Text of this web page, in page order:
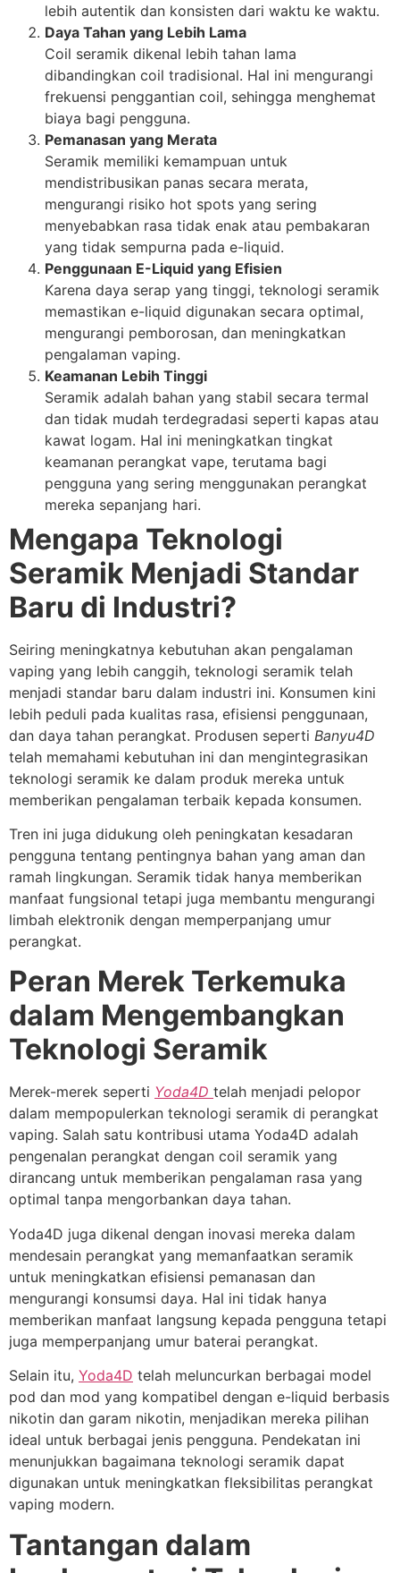
lebih autentik dan konsisten dari waktu ke waktu.
Daya Tahan yang Lebih Lama
Coil seramik dikenal lebih tahan lama
dibandingkan coil tradisional. Hal ini mengurangi
frekuensi penggantian coil, sehingga menghemat
biaya bagi pengguna.
Pemanasan yang Merata
Seramik memiliki kemampuan untuk
mendistribusikan panas secara merata,
mengurangi risiko hot spots yang sering
menyebabkan rasa tidak enak atau pembakaran
yang tidak sempurna pada e-liquid.
Penggunaan E-Liquid yang Efisien
Karena daya serap yang tinggi, teknologi seramik
memastikan e-liquid digunakan secara optimal,
mengurangi pemborosan, dan meningkatkan
pengalaman vaping.
Keamanan Lebih Tinggi
Seramik adalah bahan yang stabil secara termal
dan tidak mudah terdegradasi seperti kapas atau
kawat logam. Hal ini meningkatkan tingkat
keamanan perangkat vape, terutama bagi
pengguna yang sering menggunakan perangkat
mereka sepanjang hari.
Mengapa Teknologi
Seramik Menjadi Standar
Baru di Industri?
Seiring meningkatnya kebutuhan akan pengalaman
vaping yang lebih canggih, teknologi seramik telah
menjadi standar baru dalam industri ini. Konsumen kini
lebih peduli pada kualitas rasa, efisiensi penggunaan,
dan daya tahan perangkat. Produsen seperti Banyu4D
telah memahami kebutuhan ini dan mengintegrasikan
teknologi seramik ke dalam produk mereka untuk
memberikan pengalaman terbaik kepada konsumen.
Tren ini juga didukung oleh peningkatan kesadaran
pengguna tentang pentingnya bahan yang aman dan
ramah lingkungan. Seramik tidak hanya memberikan
manfaat fungsional tetapi juga membantu mengurangi
limbah elektronik dengan memperpanjang umur
perangkat.
Peran Merek Terkemuka
dalam Mengembangkan
Teknologi Seramik
Merek-merek seperti Yoda4D telah menjadi pelopor
dalam mempopulerkan teknologi seramik di perangkat
vaping. Salah satu kontribusi utama Yoda4D adalah
pengenalan perangkat dengan coil seramik yang
dirancang untuk memberikan pengalaman rasa yang
optimal tanpa mengorbankan daya tahan.
Yoda4D juga dikenal dengan inovasi mereka dalam
mendesain perangkat yang memanfaatkan seramik
untuk meningkatkan efisiensi pemanasan dan
mengurangi konsumsi daya. Hal ini tidak hanya
memberikan manfaat langsung kepada pengguna tetapi
juga memperpanjang umur baterai perangkat.
Selain itu, Yoda4D telah meluncurkan berbagai model
pod dan mod yang kompatibel dengan e-liquid berbasis
nikotin dan garam nikotin, menjadikan mereka pilihan
ideal untuk berbagai jenis pengguna. Pendekatan ini
menunjukkan bagaimana teknologi seramik dapat
digunakan untuk meningkatkan fleksibilitas perangkat
vaping modern.
Tantangan dalam